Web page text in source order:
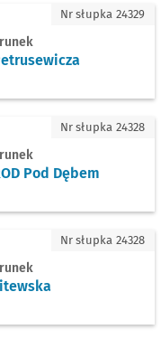
Nr słupka 24329
Dębem
Pod Dębem
Nr słupka 24328
Nr słupka 24328